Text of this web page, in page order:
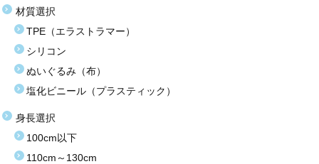
材質選択
TPE（エラストラマー）
シリコン
ぬいぐるみ（布）
塩化ビニール（プラスティック）
身長選択
100cm以下
110cm～130cm